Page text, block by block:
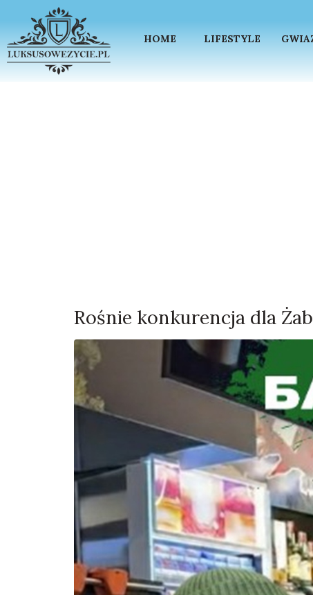
HOME LIFESTYLE
Rośnie konkurencja dla